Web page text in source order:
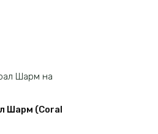
Шарм (Coral